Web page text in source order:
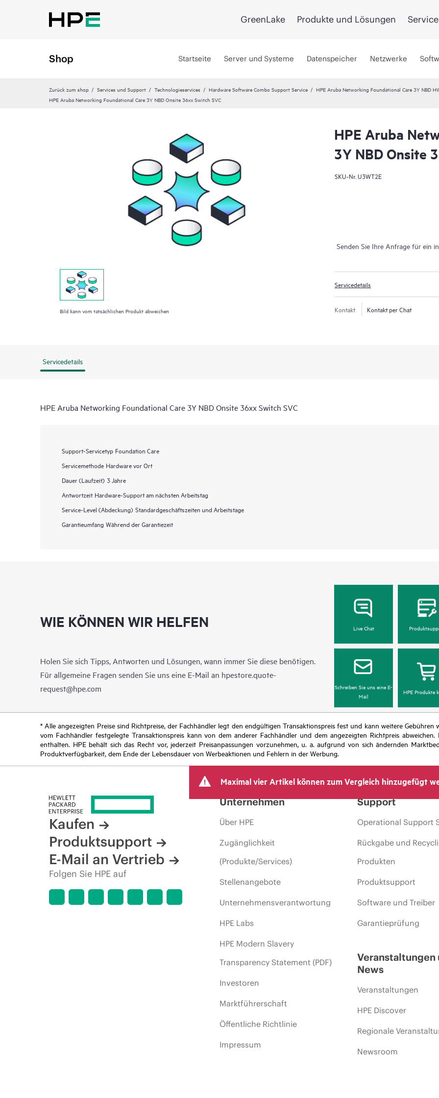
GreenLake Produkte und Lösungen
Shop Startseite Server und Systeme Datenspeicher Netzwerke
Zurück zum shop Services und Support Technologieservices Hardware Software Combo Support Service
HPE Aruba Networking Foundational Care 3Y NBD
HPE Aruba Networking Foundational Care 3Y NBD Onsite 36xx Switch SVC
Bild kann vom tatsächlichen Produkt abweichen
HPE Aruba
3Y NBD Onsite
SKU-Nr. U3WT2E
Senden Sie Ihre Anfrage für ein
Servicedetails
Kontakt Kontakt per Chat
Servicedetails
HPE Aruba Networking Foundational Care 3Y NBD Onsite 36xx Switch SVC
Support-Servicetyp Foundation Care
Servicemethode Hardware vor Ort
Dauer (Laufzeit) 3 Jahre
Antwortzeit Hardware-Support am nächsten Arbeitstag
Service-Level (Abdeckung) Standardgeschäftszeiten und Arbeitstage
Garantieumfang Während der Garantiezeit
WIE KÖNNEN WIR HELFEN
Holen Sie sich Tipps, Antworten und Lösungen, wann immer Sie diese benötigen.
Für allgemeine Fragen senden Sie uns eine E-Mail an hpestore.quote-
request@hpe.com
Live Chat
Schreiben Sie uns eine E-
Mail
HPE Produkte
* Alle angezeigten Preise sind Richtpreise, der Fachhändler legt den endgültigen Transaktionspreis fest und kann weitere
vom Fachhändler festgelegte Transaktionspreis kann von dem anderer Fachhändler und dem angezeigten Richtpreis
enthalten. HPE behält sich das Recht vor, jederzeit Preisanpassungen vorzunehmen, u. a. aufgrund von sich ändernden
Produktverfügbarkeit, dem Ende der Lebensdauer von Werbeaktionen und Fehlern in der Werbung.
Maximal vier Artikel können zum Vergleich hinzugefügt
Kaufen
Produktsupport
E-Mail an Vertrieb
Folgen Sie HPE auf
Unternehmen
Über HPE
Zugänglichkeit
(Produkte/Services)
Stellenangebote
Unternehmensverantwortung
HPE Labs
HPE Modern Slavery
Transparency Statement (PDF)
Investoren
Marktführerschaft
Öffentliche Richtlinie
Impressum
Support
Operational Support
Rückgabe und
Produkten
Produktsupport
Software und Treiber
Garantieprüfung
Veranstaltungen
News
Veranstaltungen
HPE Discover
Regionale
Newsroom